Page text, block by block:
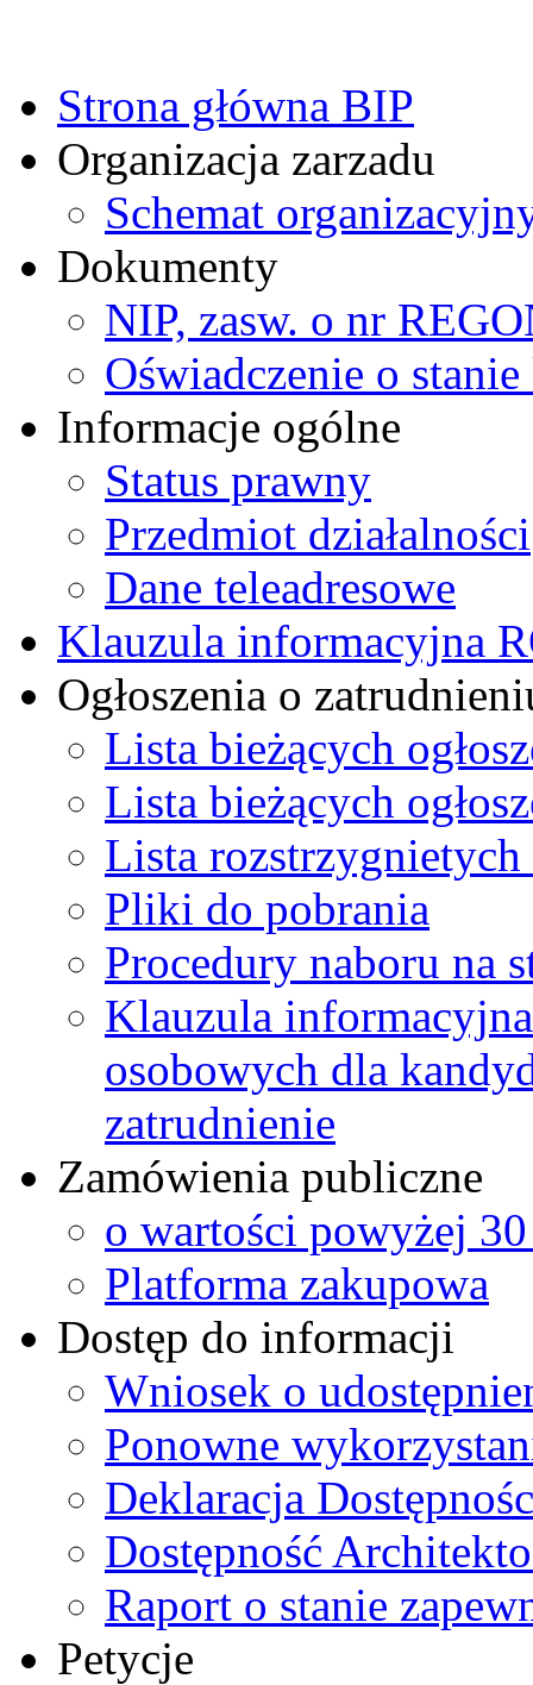
Strona główna BIP
Organizacja zarzadu
Schemat
Dokumenty
NIP, zasw. o nr
Oświadczenie o
Informacje ogólne
Status prawny
Przedmiot działalności
Dane teleadresowe
Klauzula informacyjna
Ogłoszenia o
Lista bieżących
Lista bieżących
Lista
Pliki do pobrania
Procedury naboru na
Klauzula
osobowych dla
zatrudnienie
Zamówienia publiczne
o wartości powyżej
Platforma zakupowa
Dostęp do informacji
Wniosek o
Ponowne
Deklaracja
Dostępność
Raport o stanie
Petycje